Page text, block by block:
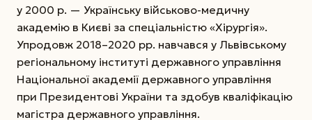
у 2000 р. — Українську військово-медичну
академію в Києві за спеціальністю «Хірургія».
Упродовж 2018–2020 рр. навчався у Львівському
регіональному інституті державного управління
Національної академії державного управління
при Президентові України та здобув кваліфікацію
магістра державного управління.